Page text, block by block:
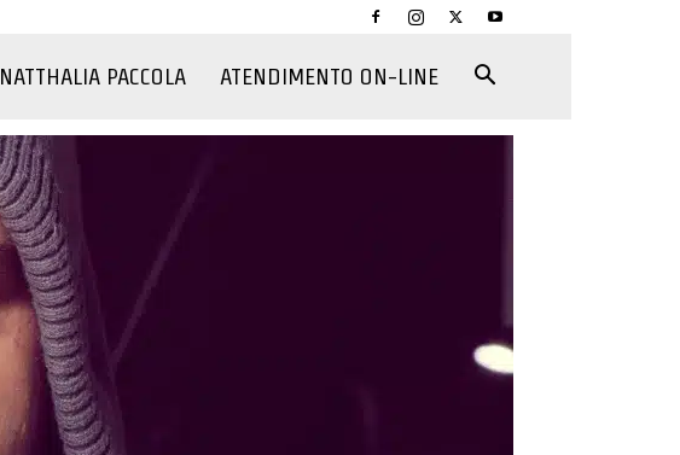
NATTHALIA PACCOLA ATENDIMENTO ON-LINE